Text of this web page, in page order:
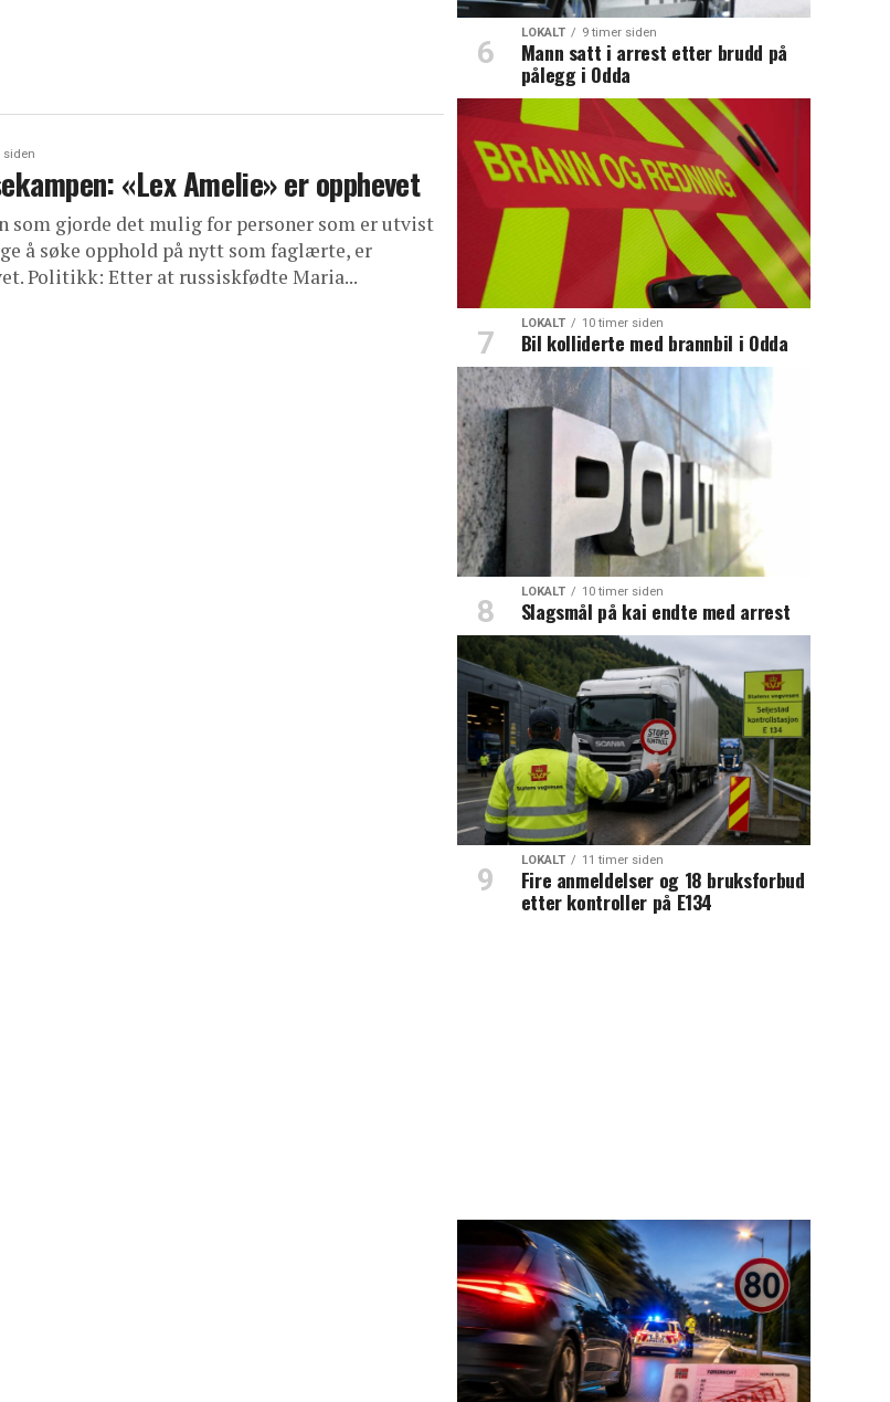
siden
«Lex Amelie» er opphevet
som gjorde det mulig for personer som er utvist
å søke opphold på nytt som faglærte, er
Politikk: Etter at russiskfødte Maria...
LOKALT 9 timer siden
Mann satt i arrest etter brudd på
pålegg i Odda
LOKALT 10 timer siden
Bil kolliderte med brannbil i Odda
LOKALT 10 timer siden
Slagsmål på kai endte med arrest
LOKALT 11 timer siden
Fire anmeldelser og 18 bruksforbud
etter kontroller på E134